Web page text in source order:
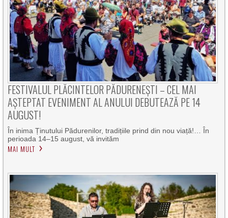
FESTIVALUL PLĂCINTELOR PĂDURENEȘTI – CEL MAI
AȘTEPTAT EVENIMENT AL ANULUI DEBUTEAZĂ PE 14
AUGUST!
În inima Ținutului Pădurenilor, tradițiile prind din nou viață!… În
perioada 14–15 august, vă invităm
MAI MULT